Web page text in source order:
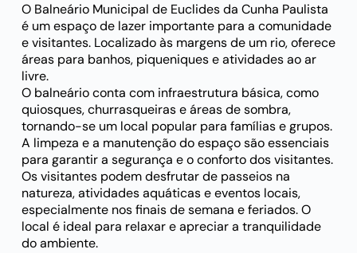
O Balneário Municipal de Euclides da Cunha Paulista
é um espaço de lazer importante para a comunidade
e visitantes. Localizado às margens de um rio, oferece
áreas para banhos, piqueniques e atividades ao ar
livre.
O balneário conta com infraestrutura básica, como
quiosques, churrasqueiras e áreas de sombra,
tornando-se um local popular para famílias e grupos.
A limpeza e a manutenção do espaço são essenciais
para garantir a segurança e o conforto dos visitantes.
Os visitantes podem desfrutar de passeios na
natureza, atividades aquáticas e eventos locais,
especialmente nos finais de semana e feriados. O
local é ideal para relaxar e apreciar a tranquilidade
do ambiente.